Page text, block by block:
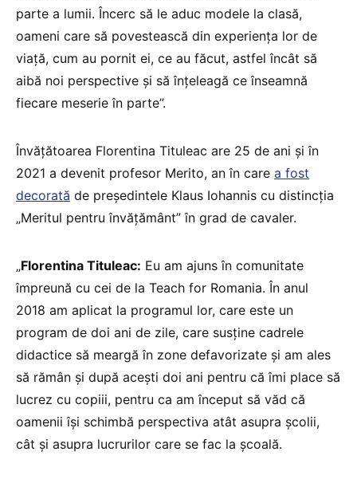
parte a lumii. Încerc să le aduc modele la clasă,
oameni care să povestească din experiența lor de
viață, cum au pornit ei, ce au făcut, astfel încât să
aibă noi perspective și să înțeleagă ce înseamnă
fiecare meserie în parte”.
Învățătoarea Florentina Tituleac are 25 de ani și în
2021 a devenit profesor Merito, an în care a fost
decorată de președintele Klaus Iohannis cu distincția
„Meritul pentru învățământ” în grad de cavaler.
„Florentina Tituleac: Eu am ajuns în comunitate
împreună cu cei de la Teach for Romania. În anul
2018 am aplicat la programul lor, care este un
program de doi ani de zile, care susține cadrele
didactice să meargă în zone defavorizate și am ales
să rămân și după acești doi ani pentru că îmi place să
lucrez cu copiii, pentru ca am început să văd că
oamenii își schimbă perspectiva atât asupra școlii,
cât și asupra lucrurilor care se fac la școală.